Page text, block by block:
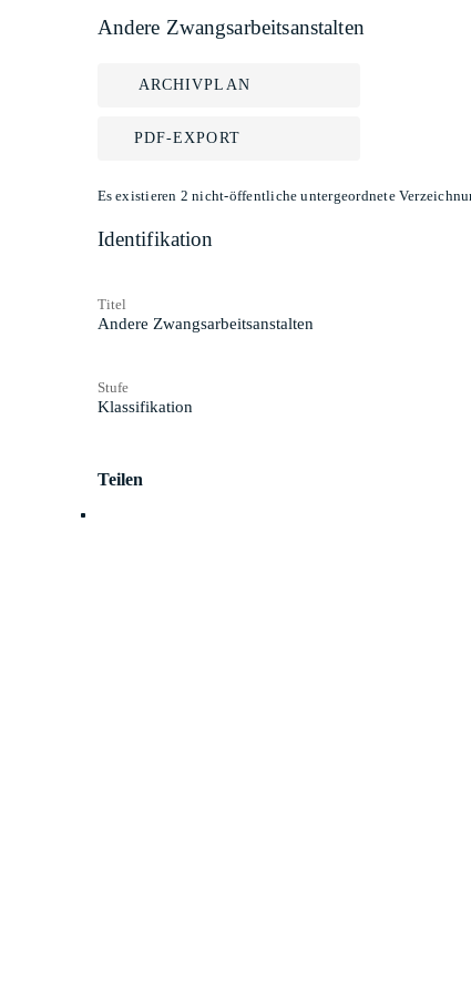
Andere Zwangsarbeitsanstalten
ARCHIVPLAN
PDF-EXPORT
Es existieren 2 nicht-öffentliche untergeordnete
Identifikation
Titel
Andere Zwangsarbeitsanstalten
Stufe
Klassifikation
Teilen